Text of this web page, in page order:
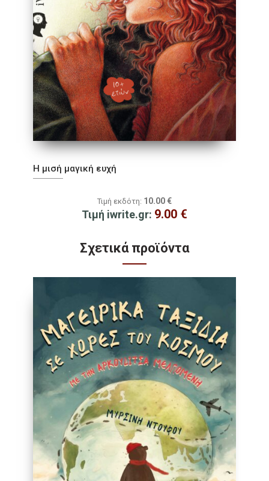
Η μισή μαγική ευχή
Τιμή εκδότη: 10.00 €
Τιμή iwrite.gr: 9.00 €
Σχετικά προϊόντα